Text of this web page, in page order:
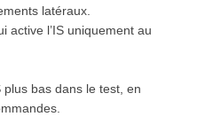
latéraux.
active l’IS uniquement au
plus bas dans le test, en